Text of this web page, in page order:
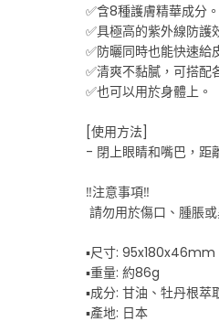
✅含8種護膚精華成分。
✅具極高的紫外線防護
✅防曬同時也能快速給
✅清爽不黏膩，可搭配
✅也可以用於身體上。
[使用方法]
- 閉上眼睛和嘴巴，
‼️注意事項‼️
請勿用於傷口、腫脹
▪️尺寸: 95x180x46mm
▪️重量: 約86g
▪️成分: 甘油、牡丹根
▪️產地: 日本